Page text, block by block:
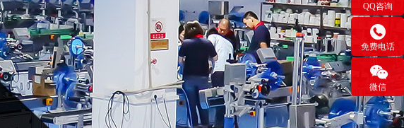
QQ咨询

免费电话

微信